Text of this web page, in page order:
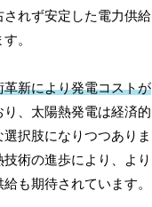
されず安定した電力供給
。
革新により発電コストが
り、太陽熱発電は経済的
択肢になりつつありま
術の進歩により、より
も期待されています。